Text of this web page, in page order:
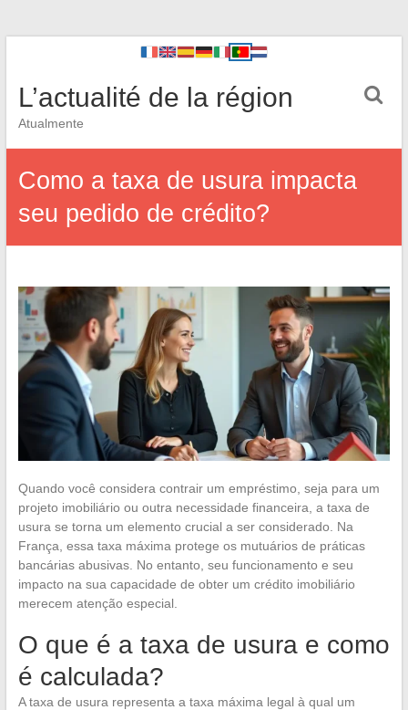
L’actualité de la région
Atualmente
Como a taxa de usura impacta
seu pedido de crédito?
Quando você considera contrair um empréstimo, seja para um
projeto imobiliário ou outra necessidade financeira, a taxa de
usura se torna um elemento crucial a ser considerado. Na
França, essa taxa máxima protege os mutuários de práticas
bancárias abusivas. No entanto, seu funcionamento e seu
impacto na sua capacidade de obter um crédito imobiliário
merecem atenção especial.
O que é a taxa de usura e como
é calculada?
A taxa de usura representa a taxa máxima legal à qual um